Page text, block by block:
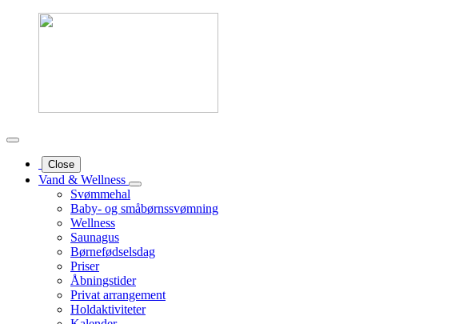
Close
Vand & Wellness
Svømmehal
Baby- og småbørnssvømning
Wellness
Saunagus
Børnefødselsdag
Priser
Åbningstider
Privat arrangement
Holdaktiviteter